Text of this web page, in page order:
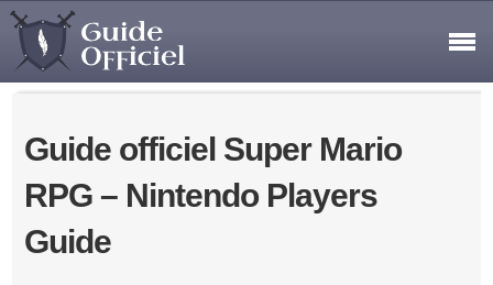
Guide officiel Super Mario
RPG – Nintendo Players
Guide